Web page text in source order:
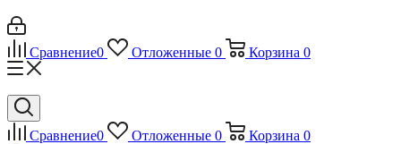
Сравнение0 Отложенные 0 Корзина 0
Сравнение0 Отложенные 0 Корзина 0